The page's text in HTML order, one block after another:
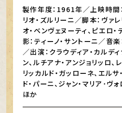
製作年度：1961年／上映時間
リオ・ズルリーニ／脚本：ヴァ
オ・ベンヴェヌーティ、ピエロ
影：ティーノ・サントーニ／音
／出演：クラウディア・カルデ
ン、ルチアナ・アンジョリッロ、
リッカルド・ガッローネ、エル
ド・パーニ、ジャン・マリア･ヴ
ほか